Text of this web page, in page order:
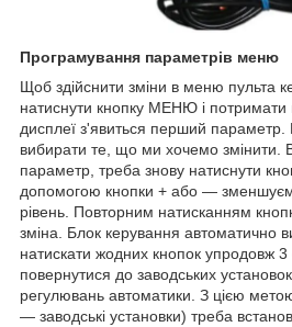
Програмування параметрів меню
Щоб здійснити зміни в меню пульта
натиснути кнопку МЕНЮ і
дисплеї з'явиться перший
вибирати те, що ми хочемо змінити.
параметр, треба знову натиснути
допомогою кнопки + або —
рівень. Повторним натисканням
зміна. Блок керування
натискати жодних кнопок упродовж
повернутися до заводських
регулювань автоматики. З цією
— заводські установки) треба